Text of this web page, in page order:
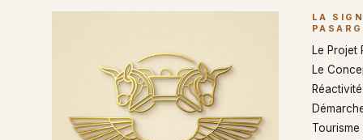
LA
Le Projet
Le
Tourisme